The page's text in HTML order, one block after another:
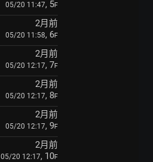
05/20 11:47, 5F
2月前
05/20 11:58, 6F
2月前
05/20 12:17, 7F
2月前
05/20 12:17, 8F
2月前
05/20 12:17, 9F
2月前
05/20 12:17, 10F